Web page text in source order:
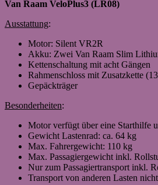
Van Raam VeloPlus3 (LR08)
Ausstattung:
Motor: Silent VR2R
Akku: Zwei Van Raam Slim
Kettenschaltung mit acht Gängen
Rahmenschloss mit Zusatzkette
Gepäckträger
Besonderheiten:
Motor verfügt über eine Starthilfe
Gewicht Lastenrad: ca. 64 kg
Max. Fahrergewicht: 110 kg
Max. Passagiergewicht inkl.
Nur zum Passagiertransport inkl.
Transport von anderen Lasten